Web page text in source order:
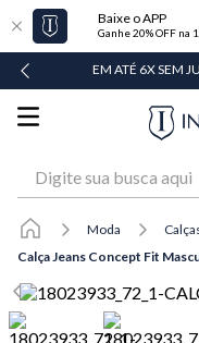
Baixe o APP
Ganhe 20% OFF na
EM ATÉ 6X SEM
Moda